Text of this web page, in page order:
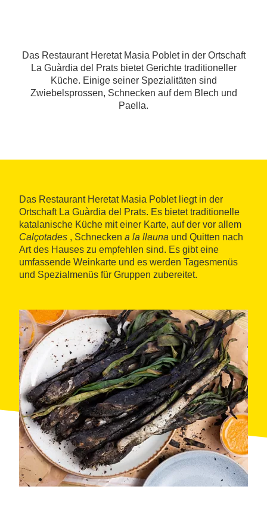
Das Restaurant Heretat Masia Poblet in der Ortschaft
La Guàrdia del Prats bietet Gerichte traditioneller
Küche. Einige seiner Spezialitäten sind
Zwiebelsprossen, Schnecken auf dem Blech und
Paella.
Das Restaurant Heretat Masia Poblet liegt in der
Ortschaft La Guàrdia del Prats. Es bietet traditionelle
katalanische Küche mit einer Karte, auf der vor allem
Calçotades , Schnecken a la llauna und Quitten nach
Art des Hauses zu empfehlen sind. Es gibt eine
umfassende Weinkarte und es werden Tagesmenüs
und Spezialmenüs für Gruppen zubereitet.